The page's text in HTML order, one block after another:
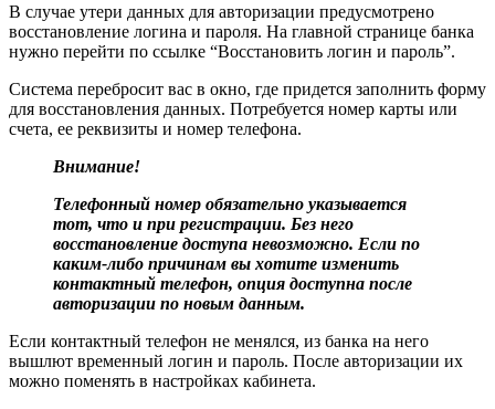
В случае утери данных для авторизации предусмотрено
восстановление логина и пароля. На главной странице банка
нужно перейти по ссылке “Восстановить логин и пароль”.
Система перебросит вас в окно, где придется заполнить форму
для восстановления данных. Потребуется номер карты или
счета, ее реквизиты и номер телефона.
Внимание!
Телефонный номер обязательно указывается
тот, что и при регистрации. Без него
восстановление доступа невозможно. Если по
каким-либо причинам вы хотите изменить
контактный телефон, опция доступна после
авторизации по новым данным.
Если контактный телефон не менялся, из банка на него
вышлют временный логин и пароль. После авторизации их
можно поменять в настройках кабинета.